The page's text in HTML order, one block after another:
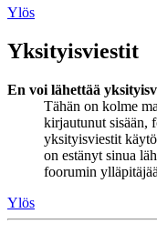
Ylös
Yksityisviestit
En voi lähettää
Tähän on kolme
kirjautunut sisään,
yksityisviestit
on estänyt sinua
foorumin
Ylös